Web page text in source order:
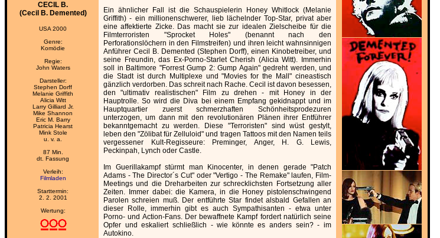
CECIL B.
(Cecil B. Demented)
USA 2000
Genre:
Komödie
Regie:
John Waters
Darsteller:
Stephen Dorff
Melanie Griffith
Alicia Witt
Larry Gilliard Jr.
Mike Shannon
Eric M. Barry
Patricia Hearst
Mink Stole
u. v. a.
87 Min.
dt. Fassung
Verleih:
Filmladen
Starttermin:
2. 2. 2001
Wertung:
Ein ähnlicher Fall ist die Schauspielerin Honey Whitlock (Melanie
Griffith) - ein millionenschwerer, lieb lächelnder Top-Star, privat aber
eine affektierte Zicke. Das macht sie zur idealen Zielscheibe für die
Filmterroristen "Sprocket Holes" (benannt nach den
Perforationslöchern in den Filmstreifen) und ihren leicht wahnsinnigen
Anführer Cecil B. Demented (Stephen Dorff), einen Kinobetreiber, und
seine Freundin, das Ex-Porno-Starlet Cherish (Alicia Witt). Immerhin
soll in Baltimore "Forrest Gump 2: Gump Again" gedreht werden, und
die Stadt ist durch Multiplexe und "Movies for the Mall" cineastisch
gänzlich verdorben. Das schreit nach Rache. Cecil ist davon besessen,
den "ultimativ realistischen" Film zu drehen - mit Honey in der
Hauptrolle. So wird die Diva bei einem Empfang gekidnappt und im
Hauptquartier zuerst schmerzhaften Schönheitsprodezuren
unterzogen, um dann mit den revolutionären Plänen ihrer Entführer
bekanntgemacht zu werden. Diese "Terroristen" sind wüst gestylt,
leben den "Zölibat für Zelluloid" und tragen Tattoos mit den Namen teils
vergessener Kult-Regisseure: Preminger, Anger, H. G. Lewis,
Peckinpah, Lynch oder Castle.
Im Guerillakampf stürmt man Kinocenter, in denen gerade "Patch
Adams - The Director´s Cut" oder "Vertigo - The Remake" laufen, Film-
Meetings und die Dreharbeiten zur schrecklichsten Fortsetzung aller
Zeiten. Immer dabei: die Kamera, in die Honey pistolenschwingend
Parolen schreien muß. Der entführte Star findet alsbald Gefallen an
dieser Rolle, immerhin gibt es auch Sympathisanten - etwa unter
Porno- und Action-Fans. Der bewaffnete Kampf fordert natürlich seine
Opfer und eskaliert schließlich - wie könnte es anders sein? - im
Autokino.